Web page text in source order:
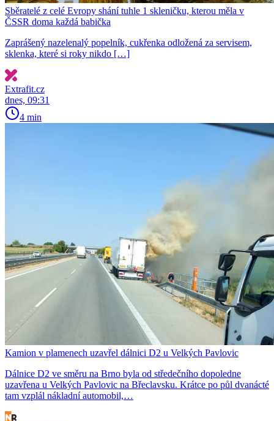
Sběratelé z celé Evropy shání tuhle 1 skleničku, kterou měla v
ČSSR doma každá babička
Zaprášený nazelenalý popelník, cukřenka odložená za servisem,
sklenka, které si roky nikdo […]
Extrafit.cz
dnes, 09:31
4 min
Kamion v plamenech uzavřel dálnici D2 u Velkých Pavlovic
Dálnice D2 ve směru na Brno byla od středečního dopoledne
uzavřena u Velkých Pavlovic na Břeclavsku. Krátce po půl dvanácté
tam vzplál nákladní automobil,…